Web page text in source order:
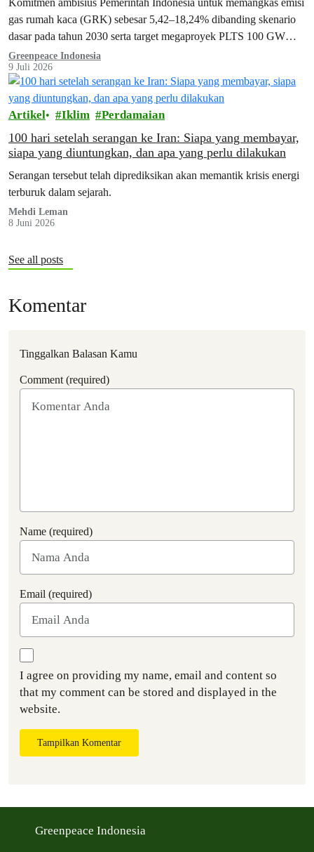
gas rumah kaca (GRK) sebesar 5,42–18,24% dibanding skenario
dasar pada tahun 2030 serta target megaproyek PLTS 100 GW
yang dimulai tahun ini menghadapi tembok besar.
Greenpeace Indonesia
9 Juli 2026
Artikel Iklim Perdamaian
100 hari setelah serangan ke Iran: Siapa yang membayar,
siapa yang diuntungkan, dan apa yang perlu dilakukan
Serangan tersebut telah diprediksikan akan memantik krisis energi
terburuk dalam sejarah.
Mehdi Leman
8 Juni 2026
See all posts
Komentar
Tinggalkan Balasan Kamu
Comment (required)
Name (required)
Email (required)
I agree on providing my name, email and content so
that my comment can be stored and displayed in the
website.
Tampilkan Komentar
Greenpeace Indonesia